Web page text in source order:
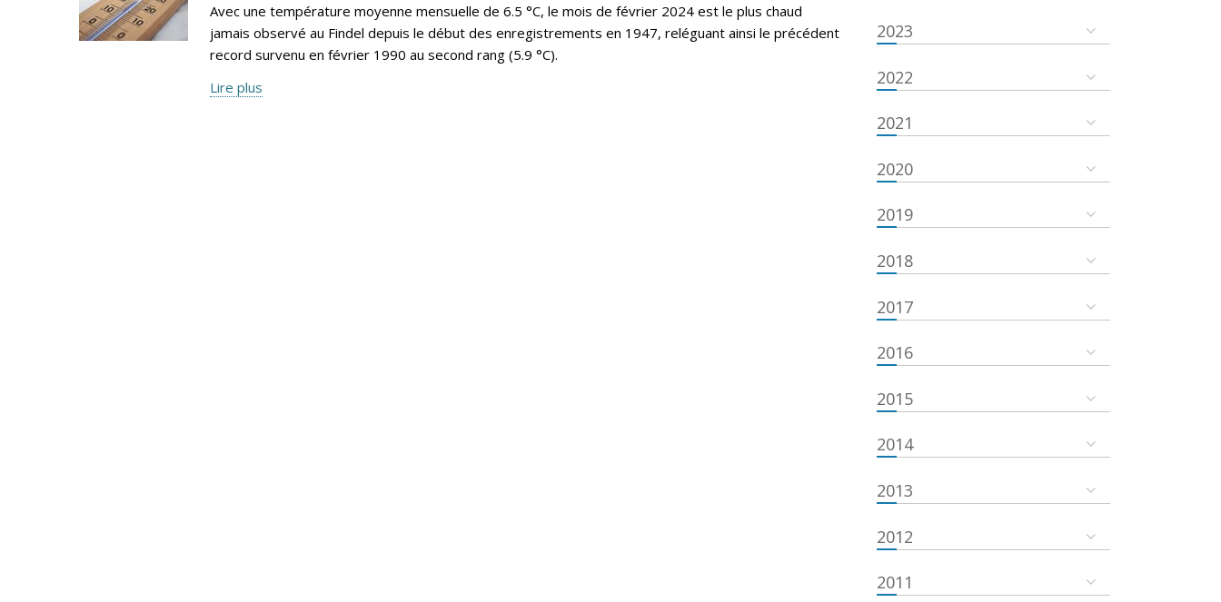
Avec une température moyenne mensuelle de 6.5 °C, le mois de février 2024 est le plus chaud
jamais observé au Findel depuis le début des enregistrements en 1947, reléguant ainsi le précédent
record survenu en février 1990 au second rang (5.9 °C).
Lire plus
2023
2022
2021
2020
2019
2018
2017
2016
2015
2014
2013
2012
2011